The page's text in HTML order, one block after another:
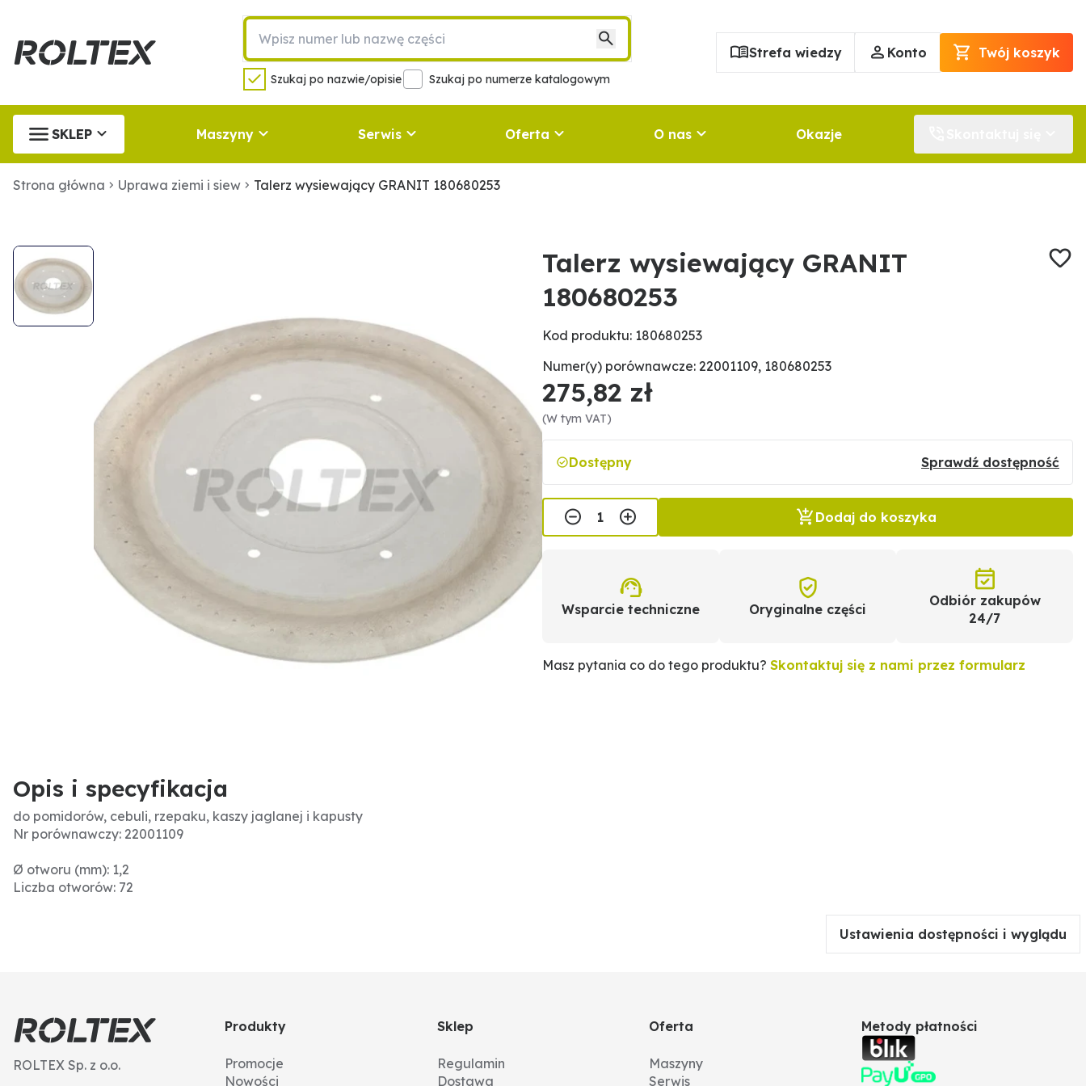
Szukaj po nazwie/opisie Szukaj po numerze katalogowym
Strefa wiedzy Konto Twój koszyk
SKLEP Maszyny Serwis Oferta O nas Okazje
Strona główna Uprawa ziemi i siew Talerz wysiewający GRANIT 180680253
Talerz wysiewający GRANIT
180680253
Kod produktu: 180680253
Numer(y) porównawcze: 22001109, 180680253
275,82 zł
(W tym VAT)
Dostępny Sprawdź dostępność
Dodaj do koszyka
Wsparcie techniczne Oryginalne części
Odbiór zakupów
24/7
Masz pytania co do tego produktu? Skontaktuj się z nami przez formularz
Opis i specyfikacja
do pomidorów, cebuli, rzepaku, kaszy jaglanej i kapusty
Nr porównawczy: 22001109
Ø otworu (mm): 1,2
Liczba otworów: 72
Ustawienia dostępności i wyglądu
ROLTEX Sp. z o.o.
Produkty
Promocje
Nowości
Sklep
Regulamin
Dostawa
Oferta
Maszyny
Serwis
Metody płatności